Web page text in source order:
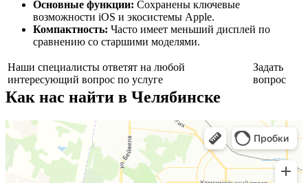
Основные функции: Сохранены ключевые
возможности iOS и экосистемы Apple.
Компактность: Часто имеет меньший дисплей по
сравнению со старшими моделями.
Наши специалисты ответят на любой
интересующий вопрос по услуге
Задать
вопрос
Как нас найти в Челябинске